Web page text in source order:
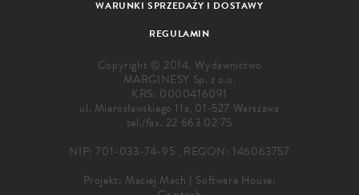
WARUNKI SPRZEDAŻY I DOSTAWY
REGULAMIN
Copyright © 2014. Wydawnictwo
MARGINESY Sp. z o.o.
KRS: 0000416091
ul. Mierosławskiego 11a, 01-527 Warszawa
tel./fax. 22 663 02 75
NIP: 701-033-74-95 , REGON: 146063757
Projekt: Maciej Mach | Software House: